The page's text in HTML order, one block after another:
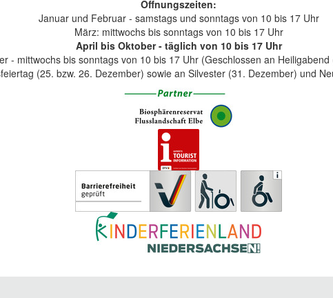
Öffnungszeiten:
Januar und Februar - samstags und sonntags von 10 bis 17 Uhr
März: mittwochs bis sonntags von 10 bis 17 Uhr
April bis Oktober - täglich von 10 bis 17 Uhr
- mittwochs bis sonntags von 10 bis 17 Uhr (Geschlossen an
(25. bzw. 26. Dezember) sowie an Silvester (31. Dezember) und